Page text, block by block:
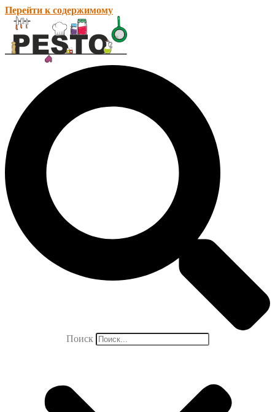
Перейти к содержимому
Поиск